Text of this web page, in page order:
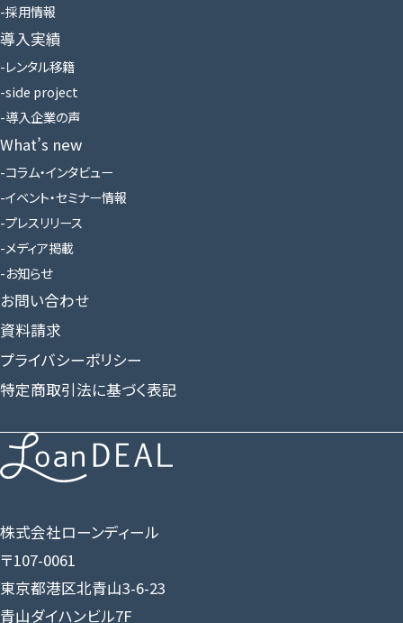
株式会社ローンディール
〒107-0061
東京都港区北青山3-6-23
青山ダイハンビル7F
採用情報
導入実績
レンタル移籍
side project
導入企業の声
What’s new
コラム・インタビュー
イベント・セミナー情報
プレスリリース
メディア掲載
お知らせ
お問い合わせ
資料請求
プライバシーポリシー
特定商取引法に基づく表記